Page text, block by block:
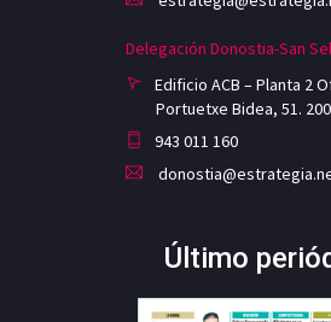
Delegación Donostia-San
Edificio ACB – Planta 2
Portuetxe Bidea, 51.
943 011 160
Último